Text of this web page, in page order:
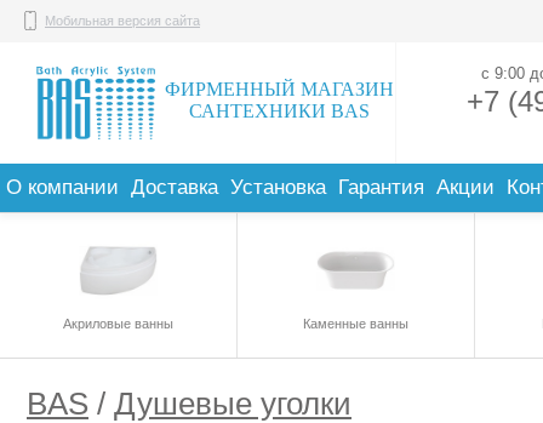
ФИРМЕННЫЙ МАГАЗИН
САНТЕХНИКИ BAS
Мобильная версия сайта
+7
с 9:00
О компании Доставка Установка Гарантия Акции
Акриловые ванны Каменные ванны
BAS / Душевые уголки